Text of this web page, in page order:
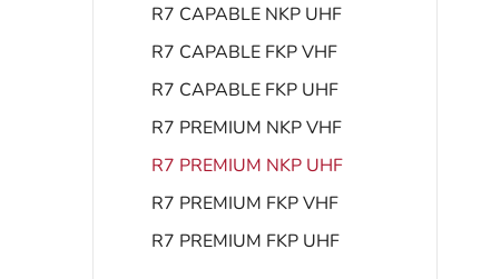
R7 CAPABLE NKP UHF
R7 CAPABLE FKP VHF
R7 CAPABLE FKP UHF
R7 PREMIUM NKP VHF
R7 PREMIUM NKP UHF
R7 PREMIUM FKP VHF
R7 PREMIUM FKP UHF